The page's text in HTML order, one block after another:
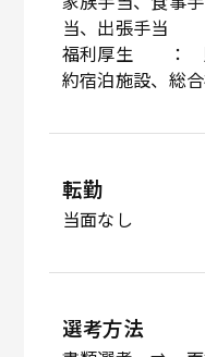
当、出張手当
福利厚生 ： 財
約宿泊施設、総
転勤
当面なし
選考方法